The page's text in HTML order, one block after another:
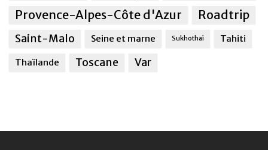
Provence-Alpes-Côte d'Azur Roadtrip
Saint-Malo Seine et marne Sukhothai Tahiti
Thaïlande Toscane Var